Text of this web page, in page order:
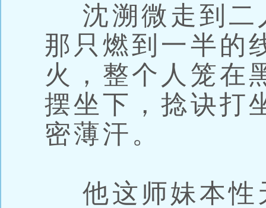
沈溯微走到二
那只燃到一半的
火，整个人笼在
摆坐下，捻诀打
密薄汗。
他这师妹本性